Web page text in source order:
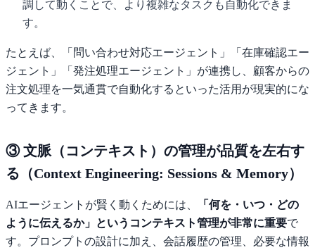
調して動くことで、より複雑なタスクも自動化できま
す。
たとえば、「問い合わせ対応エージェント」「在庫確認エー
ジェント」「発注処理エージェント」が連携し、顧客からの
注文処理を一気通貫で自動化するといった活用が現実的にな
ってきます。
③ 文脈（コンテキスト）の管理が品質を左右す
る（Context Engineering: Sessions & Memory）
AIエージェントが賢く動くためには、
「何を・いつ・どの
ように伝えるか」というコンテキスト管理が非常に重要で
す。プロンプトの設計に加え、会話履歴の管理、必要な情報